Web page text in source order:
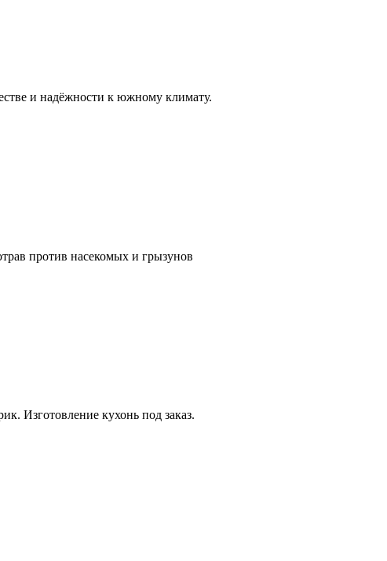
и надёжности к южному климату.
против насекомых и грызунов
Изготовление кухонь под заказ.